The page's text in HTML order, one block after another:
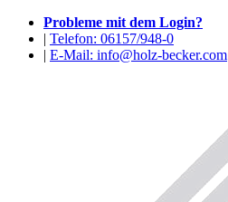
Probleme mit dem Login?
| Telefon: 06157/948-0
| E-Mail: info@holz-becker.com